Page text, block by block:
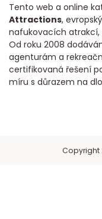
Tento web a online
Attractions,
nafukovacích atrakcí,
Od roku 2008
agenturám a
certifikovaná řešení
míru s důrazem na
Copyright